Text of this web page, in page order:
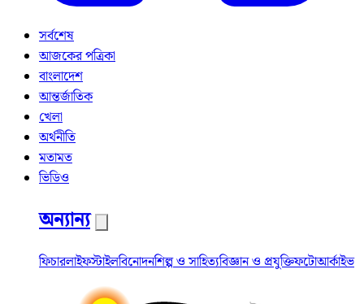
সর্বশেষ
আজকের পত্রিকা
বাংলাদেশ
আন্তর্জাতিক
খেলা
অর্থনীতি
মতামত
ভিডিও
অন্যান্য
ফিচারলাইফস্টাইলবিনোদনশিল্প ও সাহিত্যবিজ্ঞান ও প্রযুক্তিফটোআর্কাইভ